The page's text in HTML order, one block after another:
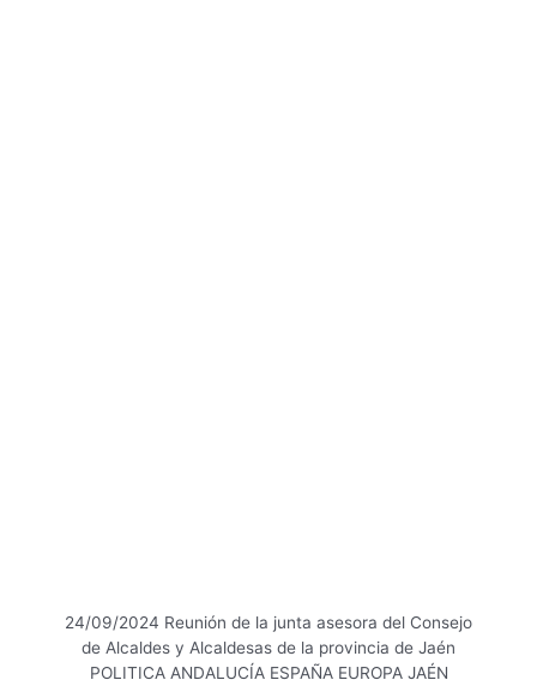
24/09/2024 Reunión de la junta asesora del Consejo
de Alcaldes y Alcaldesas de la provincia de Jaén
POLITICA ANDALUCÍA ESPAÑA EUROPA JAÉN